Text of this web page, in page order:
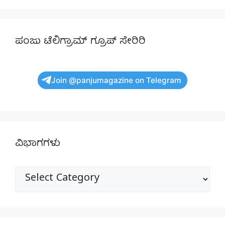
ಪಂಜು ಟೆಲಿಗ್ರಾಮ್ ಗ್ರೂಪ್ ಸೇರಿರಿ
Join @panjumagazine on Telegram
ವಿಭಾಗಗಳು
ವಿಭಾಗಗಳು